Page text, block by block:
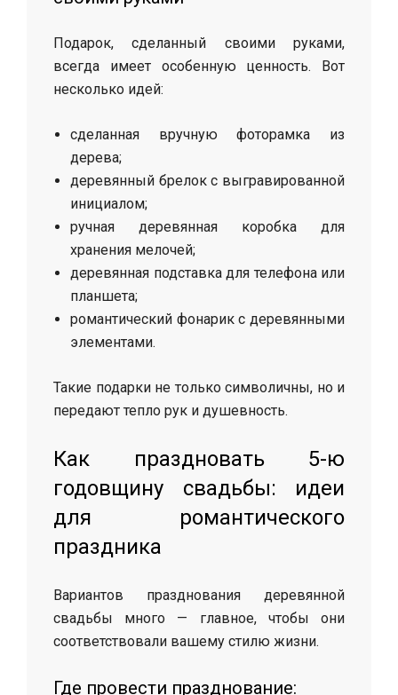
Подарок, сделанный своими руками,
всегда имеет особенную ценность. Вот
несколько идей:
сделанная вручную фоторамка из
дерева;
деревянный брелок с выгравированной
инициалом;
ручная деревянная коробка для
хранения мелочей;
деревянная подставка для телефона или
планшета;
романтический фонарик с деревянными
элементами.
Такие подарки не только символичны, но и
передают тепло рук и душевность.
Как праздновать 5-ю
годовщину свадьбы: идеи
для романтического
праздника
Вариантов празднования деревянной
свадьбы много — главное, чтобы они
соответствовали вашему стилю жизни.
Где провести празднование: